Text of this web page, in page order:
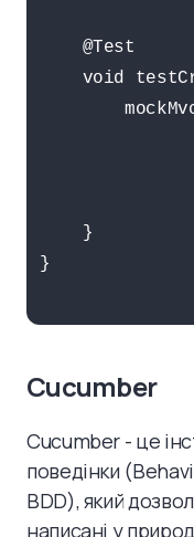
    @Test
void
    }
}
Cucumber
Cucumber - це
поведінки
BDD), який
написані у